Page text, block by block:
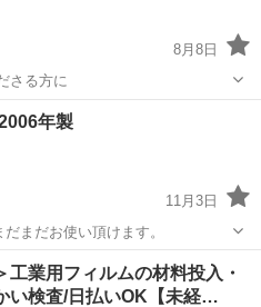
8月8日
てくださる方に
黒電話
年製
11月3日
まだお使い頂けます。
黒電話
工業用フィルムの材料投入・
い検査/日払いOK【未経…